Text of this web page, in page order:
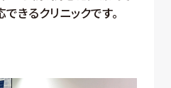
きるクリニックです。